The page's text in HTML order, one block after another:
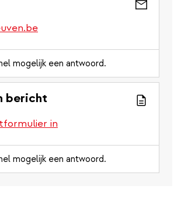
mogelijk een antwoord.
bericht
in
mogelijk een antwoord.